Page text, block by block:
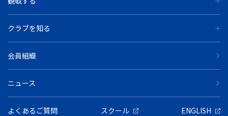
クラブを知る
会員組織
ニュース
よくあるご質問 スクール ENGLISH